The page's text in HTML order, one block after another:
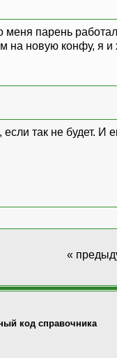
меня парень
на новую конфу, я и
так не будет. И
«
код справочника